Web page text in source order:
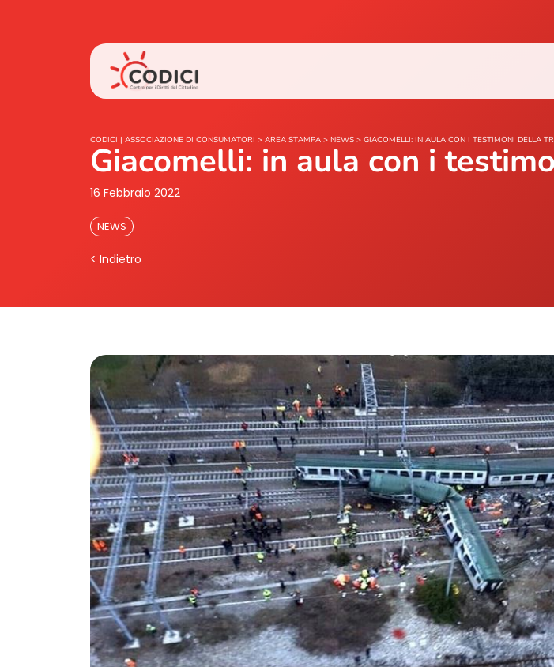
CODICI | ASSOCIAZIONE DI CONSUMATORI > AREA STAMPA > NEWS > GIACOMELLI: IN AULA CON I TESTIMONI DELLA
Giacomelli: in aula con i
16 Febbraio 2022
NEWS
< Indietro